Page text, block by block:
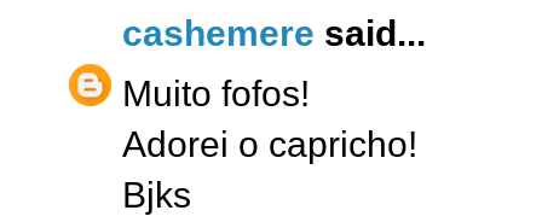
cashemere said...
Muito fofos!
Adorei o capricho!
Bjks